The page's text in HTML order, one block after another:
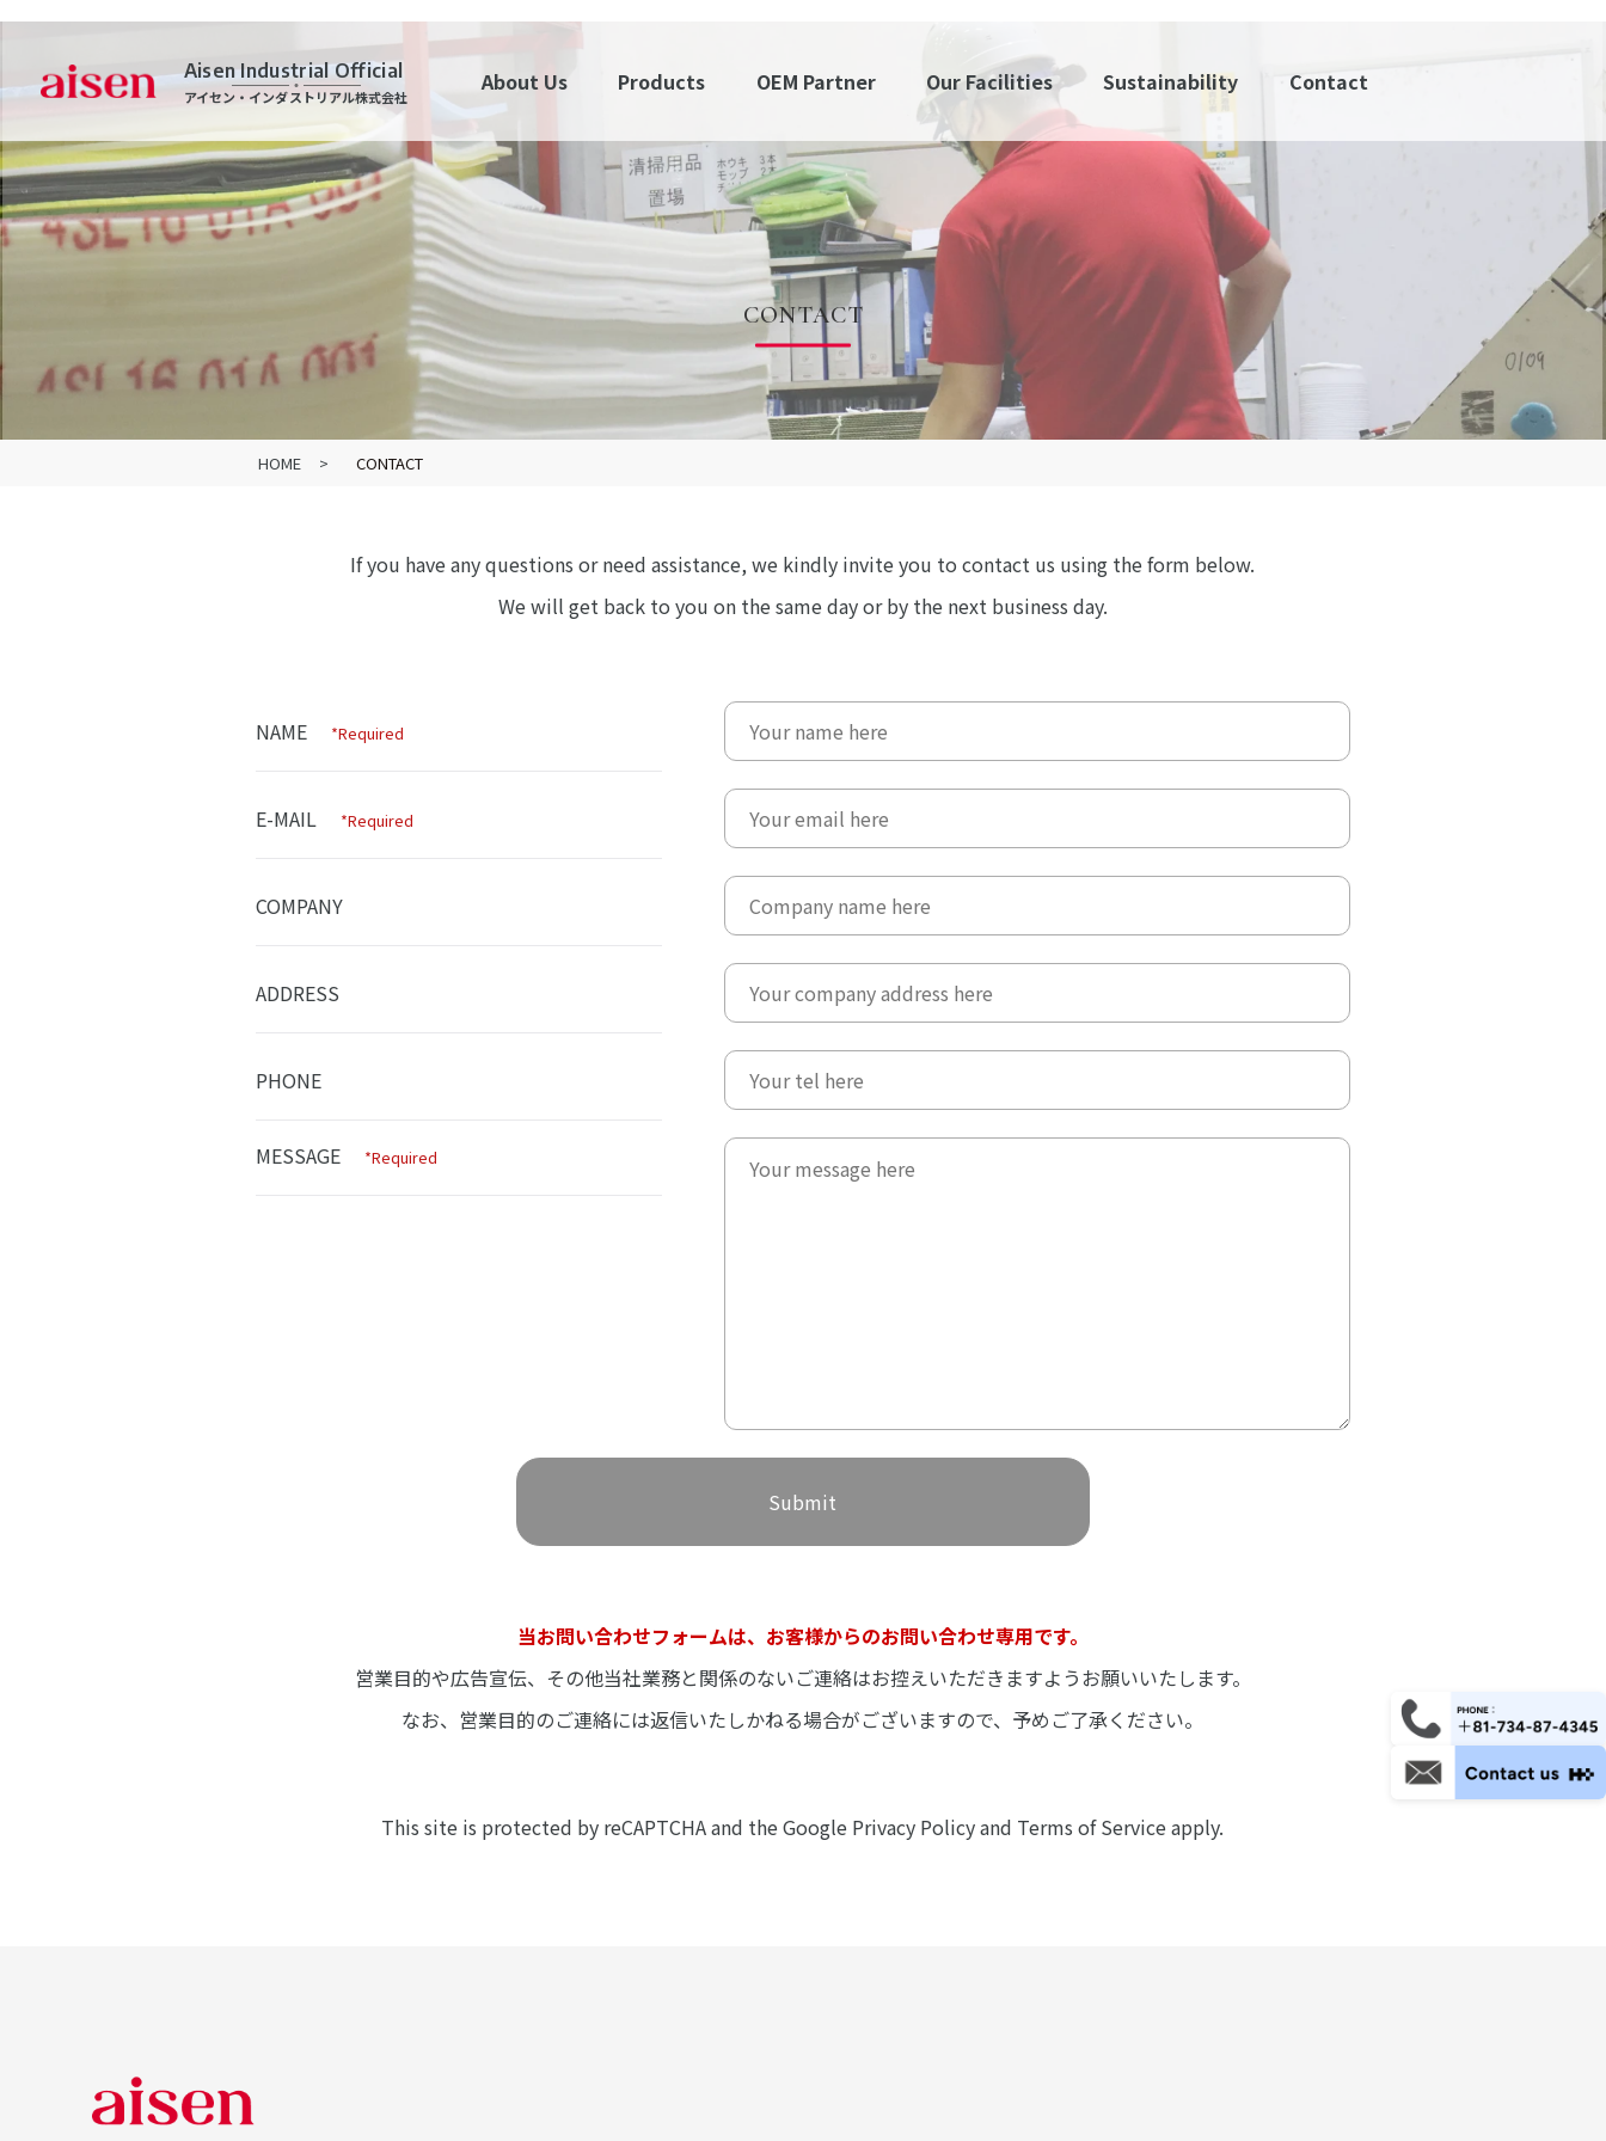
Aisen Industrial Official
アイセン・インダストリアル株式会社
About Us Products OEM Partner Our Facilities Sustainability Contact
CONTACT
HOME CONTACT
If you have any questions or need assistance, we kindly invite you to contact us using the form below.
We will get back to you on the same day or by the next business day.
NAME *Required
E-MAIL *Required
COMPANY
ADDRESS
PHONE
MESSAGE *Required
当お問い合わせフォームは、お客様からのお問い合わせ専用です。
営業目的や広告宣伝、その他当社業務と関係のないご連絡はお控えいただきますようお願いいたします。
なお、営業目的のご連絡には返信いたしかねる場合がございますので、予めご了承ください。
This site is protected by reCAPTCHA and the Google Privacy Policyand Terms of Serviceapply.